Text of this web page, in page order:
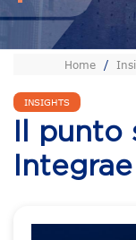
Home /
INSIGHTS
Il
Integrae